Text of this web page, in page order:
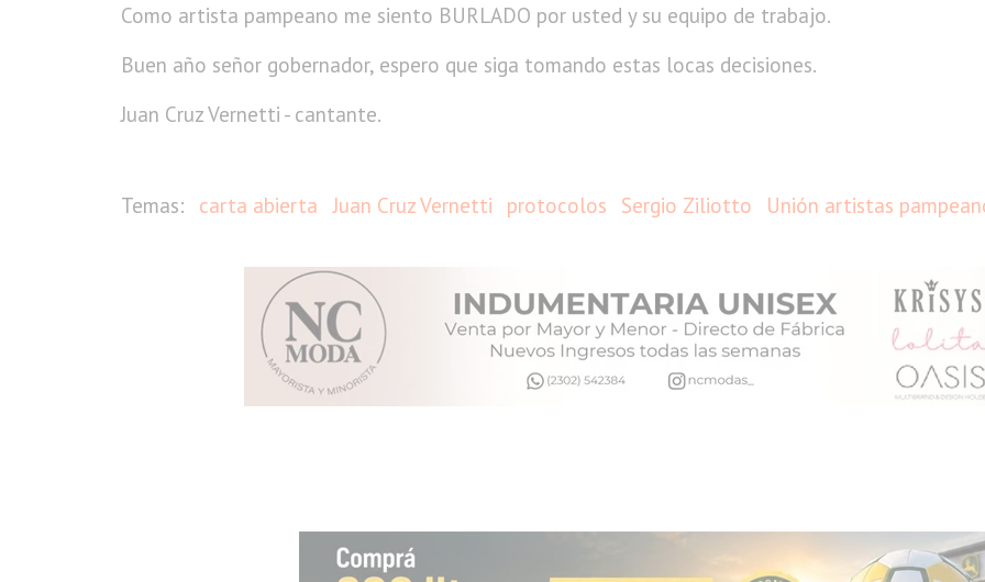
Como artista pampeano me siento BURLADO por usted y su equipo de trabajo.
Buen año señor gobernador, espero que siga tomando estas locas decisiones.
Juan Cruz Vernetti - cantante.
carta abierta Juan Cruz Vernetti protocolos Sergio Ziliotto Unión artistas